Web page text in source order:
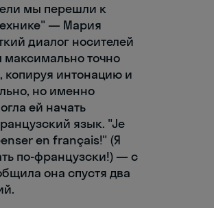
мы перешли к
— Мария
диалог носителей
максимально точно
копируя интонацию и
но именно
ей начать
язык. "Je
en français!" (Я
по-французски!) — с
она спустя два